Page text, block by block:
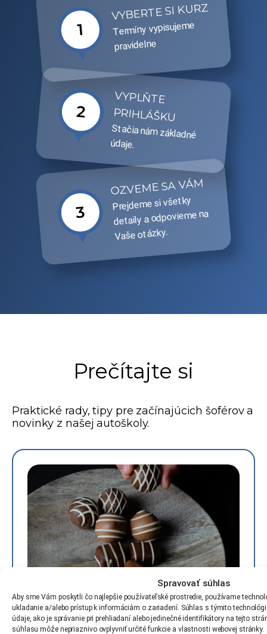
Spravovať súhlas
Aby sme Vám poskytli čo najlepšie používateľské prostredie, používame
ukladanie a/alebo prístup k informáciám o zariadení. Súhlas s týmito
údaje, ako je správanie pri prehliadaní alebo jedinečné identifikátory na tejto
súhlasu môže nepriaznivo ovplyvniť určité funkcie a vlastnosti webovej stránky.
VYBERTE SI KURZ
Termíny vypisujeme
pravidelne
VYPLŇTE
PRIHLÁŠKU
Stačia nám základné
údaje.
OZVEME SA VÁM
Prejdeme si všetky
detaily a odpovieme na
Vaše otázky.
Prečítajte si
Praktické rady, tipy pre začínajúcich šoférov a
novinky z našej autoškoly.
Ako si vybrať správnu autoškolu:
7 vecí, na ktoré sa oplatí zamerať